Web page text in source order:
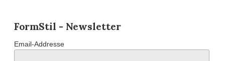
FormStil - Newsletter
Email-Addresse